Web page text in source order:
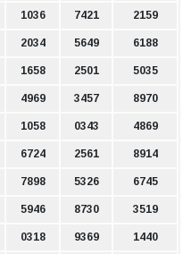
1036 7421 2159
2034 5649 6188
1658 2501 5035
4969 3457 8970
1058 0343 4869
6724 2561 8914
7898 5326 6745
5946 8730 3519
0318 9369 1440